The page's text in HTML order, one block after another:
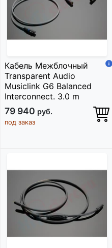
Кабель Межблочный
Transparent Audio
Musiclink G6 Balanced
Interconnect. 3.0 m
79 940 руб.
под заказ